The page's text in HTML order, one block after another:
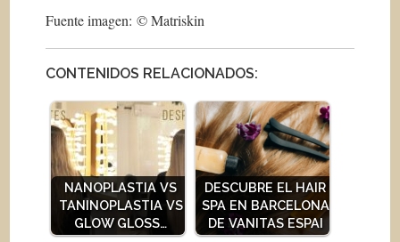
Fuente imagen: © Matriskin
CONTENIDOS RELACIONADOS:
NANOPLASTIA VS
TANINOPLASTIA VS
GLOW GLOSS…
DESCUBRE EL HAIR
SPA EN BARCELONA
DE VANITAS ESPAI